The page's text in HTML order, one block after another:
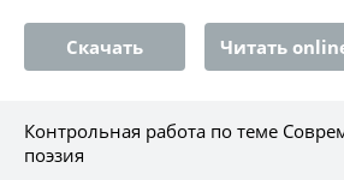
Скачать Читать
Контрольная работа по теме
поэзия